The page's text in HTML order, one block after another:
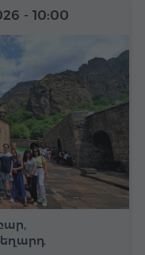
- 10:00